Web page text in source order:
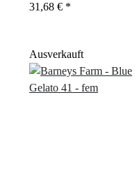
31,68 € *
Ausverkauft